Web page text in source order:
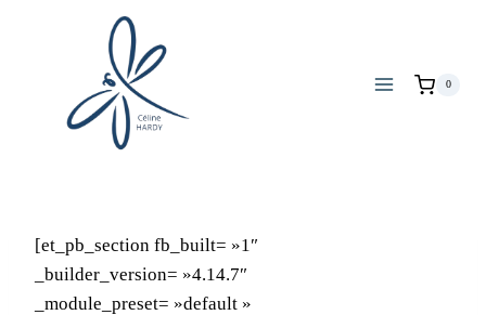
0
[et_pb_section fb_built= »1″
_builder_version= »4.14.7″
_module_preset= »default »